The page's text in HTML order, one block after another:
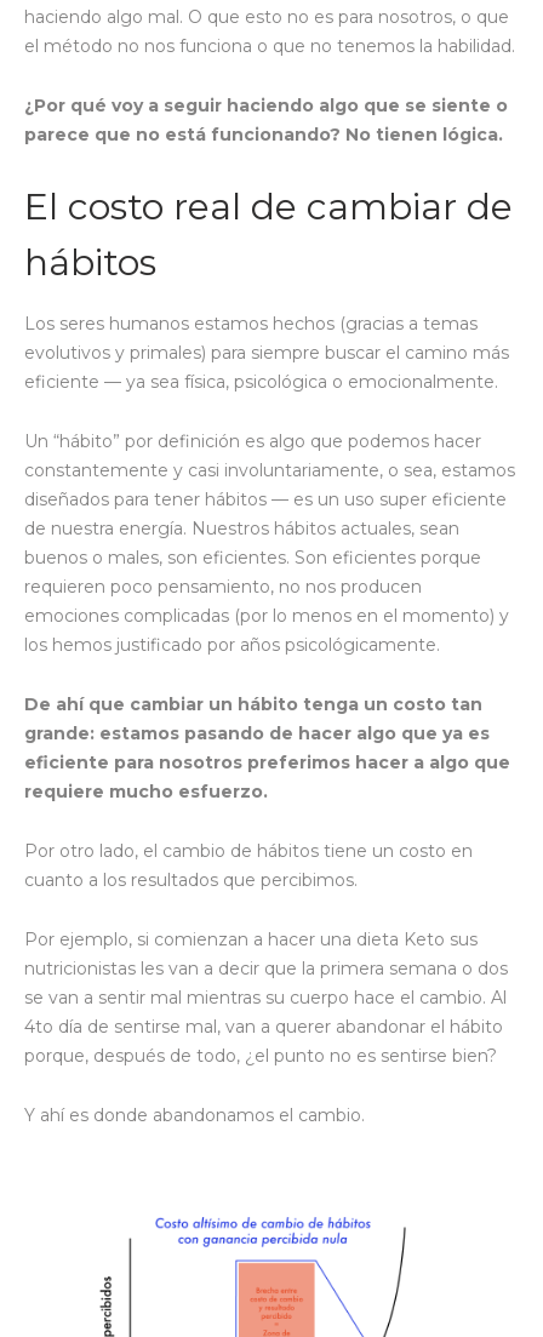
haciendo algo mal. O que esto no es para nosotros, o que
el método no nos funciona o que no tenemos la habilidad.
¿Por qué voy a seguir haciendo algo que se siente o
parece que no está funcionando? No tienen lógica.
El costo real de cambiar de
hábitos
Los seres humanos estamos hechos (gracias a temas
evolutivos y primales) para siempre buscar el camino más
eficiente — ya sea física, psicológica o emocionalmente.
Un “hábito” por definición es algo que podemos hacer
constantemente y casi involuntariamente, o sea, estamos
diseñados para tener hábitos — es un uso super eficiente
de nuestra energía. Nuestros hábitos actuales, sean
buenos o males, son eficientes. Son eficientes porque
requieren poco pensamiento, no nos producen
emociones complicadas (por lo menos en el momento) y
los hemos justificado por años psicológicamente.
De ahí que cambiar un hábito tenga un costo tan
grande: estamos pasando de hacer algo que ya es
eficiente para nosotros preferimos hacer a algo que
requiere mucho esfuerzo.
Por otro lado, el cambio de hábitos tiene un costo en
cuanto a los resultados que percibimos.
Por ejemplo, si comienzan a hacer una dieta Keto sus
nutricionistas les van a decir que la primera semana o dos
se van a sentir mal mientras su cuerpo hace el cambio. Al
4to día de sentirse mal, van a querer abandonar el hábito
porque, después de todo, ¿el punto no es sentirse bien?
Y ahí es donde abandonamos el cambio.